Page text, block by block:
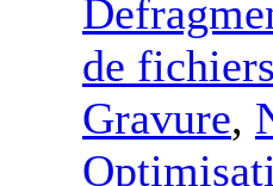
de fichiers
Gravure,